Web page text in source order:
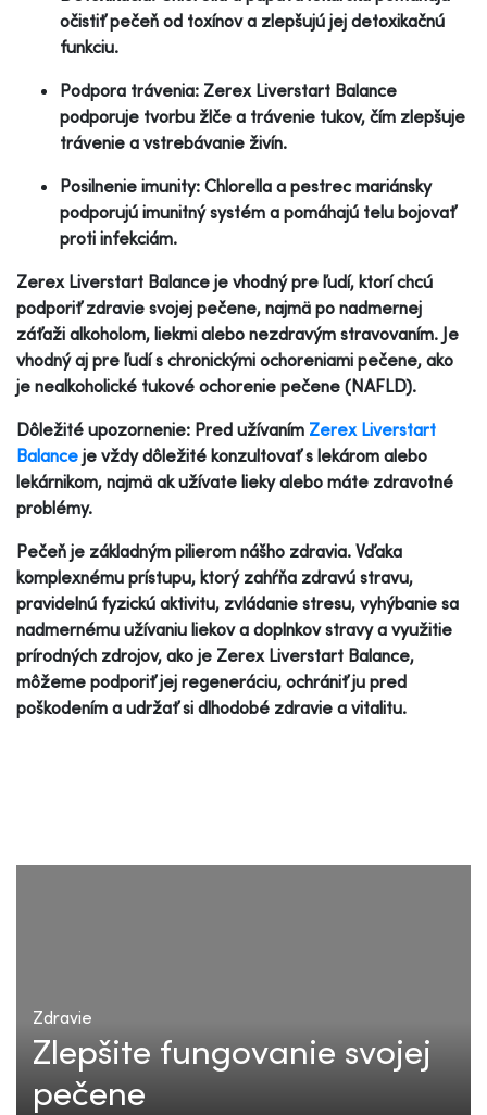
očistiť pečeň od toxínov a zlepšujú jej detoxikačnú
funkciu.
Podpora trávenia: Zerex Liverstart Balance
podporuje tvorbu žlče a trávenie tukov, čím zlepšuje
trávenie a vstrebávanie živín.
Posilnenie imunity: Chlorella a pestrec mariánsky
podporujú imunitný systém a pomáhajú telu bojovať
proti infekciám.
Zerex Liverstart Balance je vhodný pre ľudí, ktorí chcú
podporiť zdravie svojej pečene, najmä po nadmernej
záťaži alkoholom, liekmi alebo nezdravým stravovaním. Je
vhodný aj pre ľudí s chronickými ochoreniami pečene, ako
je nealkoholické tukové ochorenie pečene (NAFLD).
Dôležité upozornenie: Pred užívaním Zerex Liverstart
Balance je vždy dôležité konzultovať s lekárom alebo
lekárnikom, najmä ak užívate lieky alebo máte zdravotné
problémy.
Pečeň je základným pilierom nášho zdravia. Vďaka
komplexnému prístupu, ktorý zahŕňa zdravú stravu,
pravidelnú fyzickú aktivitu, zvládanie stresu, vyhýbanie sa
nadmernému užívaniu liekov a doplnkov stravy a využitie
prírodných zdrojov, ako je Zerex Liverstart Balance,
môžeme podporiť jej regeneráciu, ochrániť ju pred
poškodením a udržať si dlhodobé zdravie a vitalitu.
Zdravie
Zlepšite fungovanie svojej
pečene